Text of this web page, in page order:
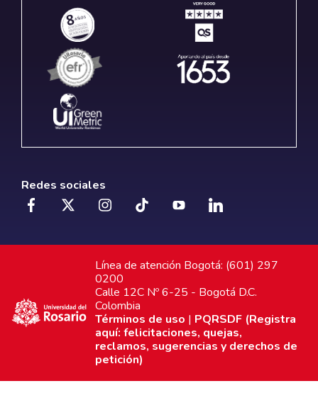
Redes sociales
Línea de atención Bogotá: (601) 297
0200
Calle 12C Nº 6-25 - Bogotá D.C.
Colombia
Términos de uso | PQRSDF (Registra
aquí: felicitaciones, quejas,
reclamos, sugerencias y derechos de
petición)